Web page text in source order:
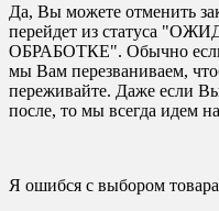
Да, Вы можете отменить
перейдет из статуса
ОБРАБОТКЕ". Обычно если
мы Вам перезваниваем,
переживайте. Даже если Вы
после, то мы всегда идем
Я ошибся с выбором